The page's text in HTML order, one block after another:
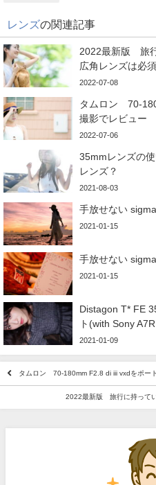
レンズの関連記事
2022最新版 旅
広角レンズは必
2022-07-08
タムロン 70-
撮影でレビュー
2022-07-06
35mmレンズの
レンズ？
2021-08-03
手放せない
2021-01-15
手放せない
2021-01-15
Distagon T* FE
ト(with Sony
2021-01-09
タムロン 70-180mm F2.8 di iii vxdをポー
2022最新版 旅行に持って